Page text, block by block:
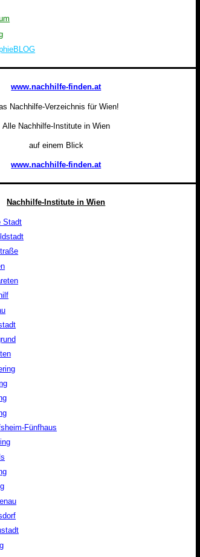
www.nachhilfe-finden.at
Nachhilfe-Verzeichnis für Wien!
Alle Nachhilfe-Institute in Wien
auf einem Blick
www.nachhilfe-finden.at
Nachhilfe-Institute in Wien
Stadt
Fünfhaus